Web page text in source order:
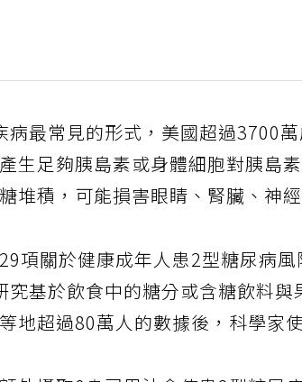
病最常見的形式，美國超過3700
生足夠胰島素或身體細胞對胰島
堆積，可能損害眼睛、腎臟、神
項關於健康成年人患2型糖尿病
基於飲食中的糖分或含糖飲料與
地超過80萬人的數據後，科學家